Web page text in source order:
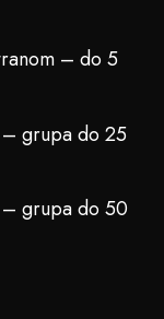
– do 5
– grupa do 25
– grupa do 50